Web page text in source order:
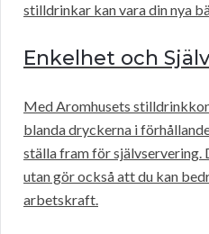
stilldrinkar kan vara din nya
Enkelhet och
Med Aromhusets
blanda dryckerna i
ställa fram för självservering.
utan gör också att du kan
arbetskraft.